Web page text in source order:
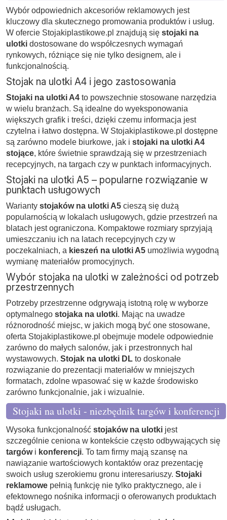
Wybór odpowiednich akcesoriów reklamowych jest
kluczowy dla skutecznego promowania produktów i usług.
W ofercie Stojakiplastikowe.pl znajdują się stojaki na
ulotki dostosowane do współczesnych wymagań
rynkowych, różniące się nie tylko designem, ale i
funkcjonalnością.
Stojak na ulotki A4 i jego zastosowania
Stojaki na ulotki A4 to powszechnie stosowane narzędzia
w wielu branżach. Są idealne do wyeksponowania
większych grafik i treści, dzięki czemu informacja jest
czytelna i łatwo dostępna. W Stojakiplastikowe.pl dostępne
są zarówno modele biurkowe, jak i stojaki na ulotki A4
stojące, które świetnie sprawdzają się w przestrzeniach
recepcyjnych, na targach czy w punktach informacyjnych.
Stojaki na ulotki A5 – popularne rozwiązanie w
punktach usługowych
Warianty stojaków na ulotki A5 cieszą się dużą
popularnością w lokalach usługowych, gdzie przestrzeń na
blatach jest ograniczona. Kompaktowe rozmiary sprzyjają
umieszczaniu ich na latach recepcyjnych czy w
poczekalniach, a kieszeń na ulotki A5 umożliwia wygodną
wymianę materiałów promocyjnych.
Wybór stojaka na ulotki w zależności od potrzeb
przestrzennych
Potrzeby przestrzenne odgrywają istotną rolę w wyborze
optymalnego stojaka na ulotki. Mając na uwadze
różnorodność miejsc, w jakich mogą być one stosowane,
oferta Stojakiplastikowe.pl obejmuje modele odpowiednie
zarówno do małych salonów, jak i przestronnych hal
wystawowych. Stojak na ulotki DL to doskonałe
rozwiązanie do prezentacji materiałów w mniejszych
formatach, zdolne wpasować się w każde środowisko
zarówno funkcjonalnie, jak i wizualnie.
Stojaki na ulotki - niezbędnik targów i konferencji
Wysoka funkcjonalność stojaków na ulotki jest
szczególnie ceniona w kontekście często odbywających się
targówi konferencji. To tam firmy mają szansę na
nawiązanie wartościowych kontaktów oraz prezentację
swoich usług szerokiemu gronu interesariuszy. Stojaki
reklamowe pełnią funkcję nie tylko praktycznego, ale i
efektownego nośnika informacji o oferowanych produktach
bądź usługach.